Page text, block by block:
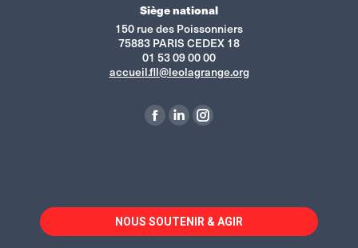
Siège national
150 rue des Poissonniers
75883 PARIS CEDEX 18
01 53 09 00 00
accueil.fll@leolagrange.org
La
dans
une
La
dans
une
La
dans
une
NOUS SOUTENIR & AGIR